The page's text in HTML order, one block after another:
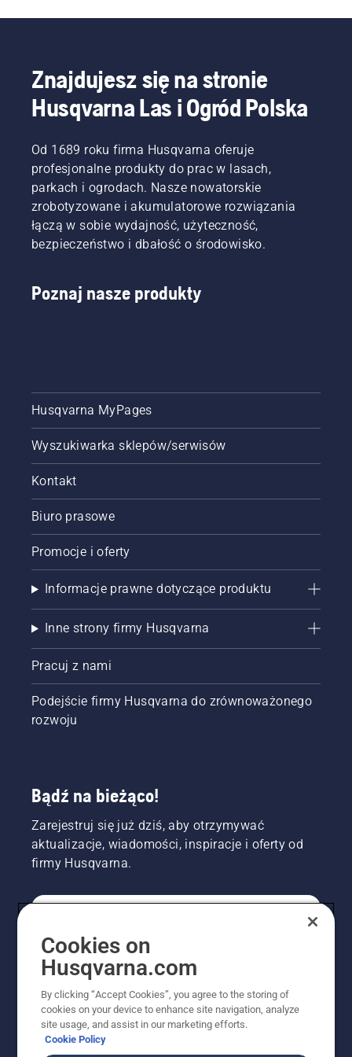
kilka
zamierzasz
korzystać.
pomogą
Ci
wybrać
odpowiedni
rozmiar i
rodzaj
pilarki.
Missisipi,
poszczycić
dużym
w
zakresie
pracy z
pilarką w
ciężkich
warunkach.
przykład
niebezpiecznego
zadania,
burzy.
Zadaniem
tym
powinni
„Widywałem
naprawdę
poważne
zniszczenia”
— mówi.
Husqvarna
T540
Znajdujesz się na stronie
Husqvarna Las i Ogród Polska
Od 1689 roku firma Husqvarna oferuje
profesjonalne produkty do prac w lasach,
parkach i ogrodach. Nasze nowatorskie
zrobotyzowane i akumulatorowe rozwiązania
łączą w sobie wydajność, użyteczność,
bezpieczeństwo i dbałość o środowisko.
Poznaj nasze produkty
Husqvarna MyPages
Wyszukiwarka sklepów/serwisów
Kontakt
Biuro prasowe
Promocje i oferty
Informacje prawne dotyczące produktu
Inne strony firmy Husqvarna
Pracuj z nami
Podejście firmy Husqvarna do zrównoważonego
rozwoju
Bądź na bieżąco!
Zarejestruj się już dziś, aby otrzymywać
aktualizacje, wiadomości, inspiracje i oferty od
firmy Husqvarna.
PROFESJONALISTA
Cookies on
Husqvarna.com
By clicking “Accept Cookies”, you agree to the storing of
cookies on your device to enhance site navigation, analyze
site usage, and assist in our marketing efforts.
Cookie Policy